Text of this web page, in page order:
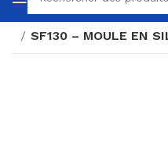
SF130 – MOULE EN